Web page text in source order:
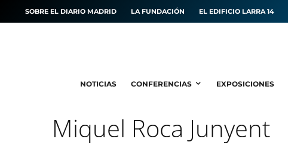
SOBRE EL DIARIO MADRID LA FUNDACIÓN EL EDIFICIO LARRA 14
NOTICIAS CONFERENCIAS EXPOSICIONES
Miquel Roca Junyent